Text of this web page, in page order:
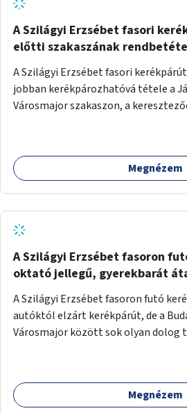
A Szilágyi Erzsébet fasori
előtti szakaszának
A Szilágyi Erzsébet fasori
jobban kerékpározhatóvá tétele a
Városmajor szakaszon, a
forgalomtól való jobb
útvonal kijelölésével.
Megnézem
A Szilágyi Erzsébet fasoron
oktató jellegű, gyerekbarát
A Szilágyi Erzsébet fasoron futó
autóktól elzárt kerékpárút, de a
Városmajor között sok olyan dolog
ötletem az, hogy ezt a szakaszt
bemutató kerékpárúttá varázsoljuk,
Megnézem